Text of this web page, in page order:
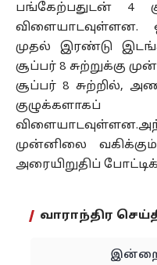
பங்கேற்பதுடன் 4
விளையாடவுள்ளன.
முதல் இரண்டு
சூப்பர் 8 சுற்றுக்கு
சூப்பர் 8 சுற்றில்,
முன்னிலை
அரையிறுதிப்
வாராந்திர